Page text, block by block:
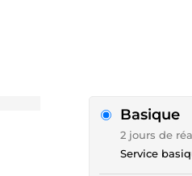
Basique
2 jours de
Service